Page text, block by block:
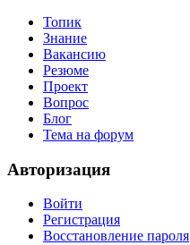
Топик
Знание
Вакансию
Резюме
Проект
Вопрос
Блог
Тема на форум
Авторизация
Войти
Регистрация
Восстановление пароля